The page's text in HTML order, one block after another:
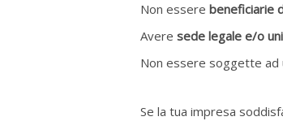
Non essere beneficiarie
Avere sede legale e/o
Non essere soggette ad
Se la tua impresa